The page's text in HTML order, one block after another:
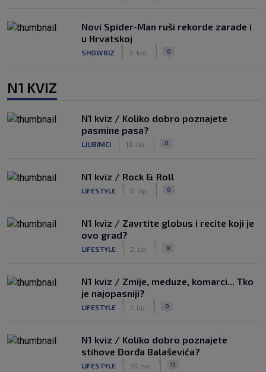
Novi Spider-Man ruši rekorde zarade i
u Hrvatskoj
SHOWBIZ 3. kol. 0
N1 KVIZ
N1 kviz / Koliko dobro poznajete
pasmine pasa?
LJUBIMCI 13. lip. 0
N1 kviz / Rock & Roll
LIFESTYLE 8. lip. 0
N1 kviz / Zavrtite globus i recite koji je
ovo grad?
LIFESTYLE 2. lip. 0
N1 kviz / Zmije, meduze, komarci... Tko
je najopasniji?
LIFESTYLE 1. lip. 0
N1 kviz / Koliko dobro poznajete
stihove Đorđa Balaševića?
LIFESTYLE 18. svi. 11